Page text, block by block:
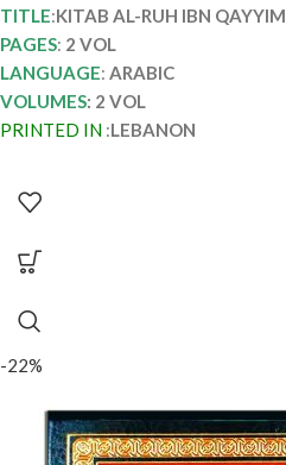
TITLE:KITAB AL-RUH IBN QAYYIM
PAGES: 2 VOL
LANGUAGE: ARABIC
VOLUMES: 2 VOL
PRINTED IN :LEBANON
-22%